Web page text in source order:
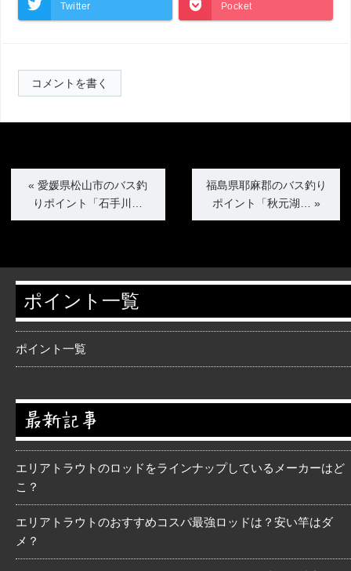
Twitter Pocket
コメントを書く
«愛媛県松山市のバス釣
りポイント「石手川…
福島県耶麻郡のバス釣り
ポイント「秋元湖… »
ポイント一覧
ポイント一覧
最新記事
エリアトラウトのロッドをラインナップしているメーカーはど
こ？
エリアトラウトのおすすめコスパ最強ロッドは？安い竿はダ
メ？